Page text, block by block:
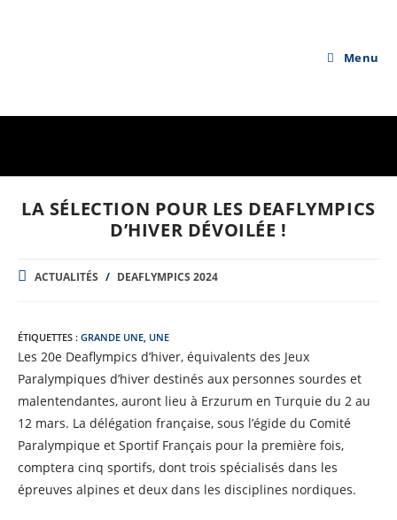
Menu
LA SÉLECTION POUR LES DEAFLYMPICS
D’HIVER DÉVOILÉE !
POST
CATEGORY:
ACTUALITÉS / DEAFLYMPICS 2024
ÉTIQUETTES : GRANDE UNE, UNE
Les 20e Deaflympics d’hiver, équivalents des Jeux
Paralympiques d’hiver destinés aux personnes sourdes et
malentendantes, auront lieu à Erzurum en Turquie du 2 au
12 mars. La délégation française, sous l’égide du Comité
Paralympique et Sportif Français pour la première fois,
comptera cinq sportifs, dont trois spécialisés dans les
épreuves alpines et deux dans les disciplines nordiques.